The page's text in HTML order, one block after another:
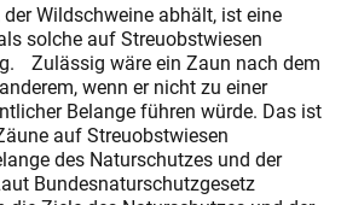
Wildschweine abhält, ist eine
solche auf Streuobstwiesen
Zulässig wäre ein Zaun nach dem
wenn er nicht zu einer
Belange führen würde. Das ist
auf Streuobstwiesen
des Naturschutzes und der
Bundesnaturschutzgesetz